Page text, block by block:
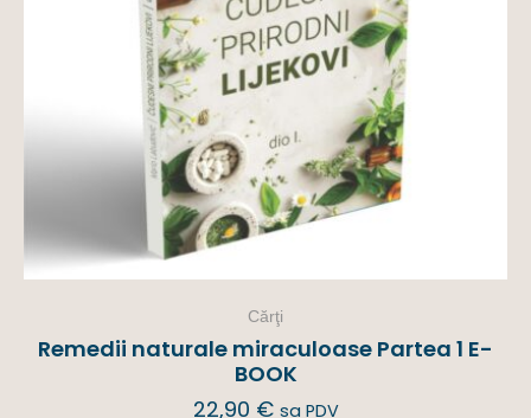
Cărţi
Remedii naturale miraculoase Partea 1 E-
BOOK
22,90 € sa PDV